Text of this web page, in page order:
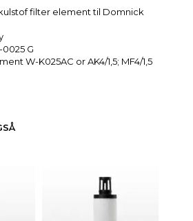
filter element til Domnick
G
W-K025AC or AK4/1,5; MF4/1,5